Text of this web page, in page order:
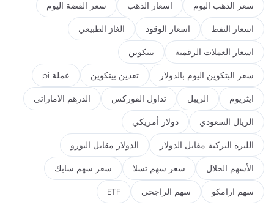
سعر الذهب اليوم اسعار الذهب سعر الفضة اليوم
اسعار النفط اسعار الوقود الغاز الطبيعي
اسعار العملات الرقمية بيتكوين
سعر البتكوين اليوم بالدولار تعدين بيتكوين عملة pi
ايثريوم الريبل تداول الفوركس الدرهم الاماراتي
الريال السعودي دولار أمريكي
الليرة التركية مقابل الدولار الدولار مقابل اليورو
الأسهم الحلال سعر سهم تسلا سعر سهم سابك
سهم ارامكو سهم الراجحي ETF